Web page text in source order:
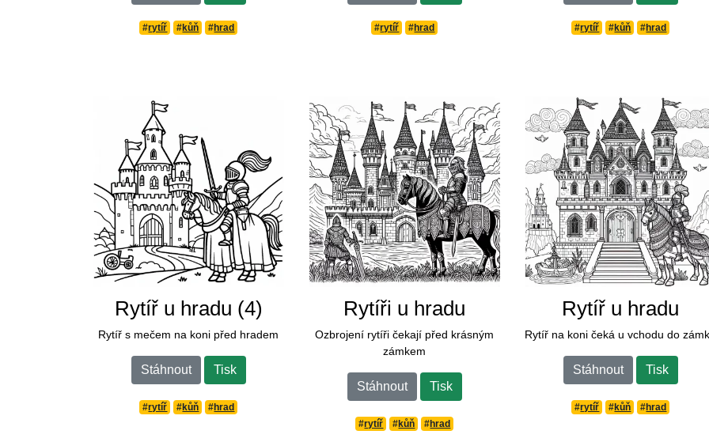
#rytíř #kůň #hrad #rytíř #hrad #rytíř #kůň #hrad
Rytíř u hradu (4)
Rytíř s mečem na koni před hradem
Stáhnout Tisk
#rytíř #kůň #hrad
Rytíři u hradu
Ozbrojení rytíři čekají před krásným
zámkem
Stáhnout Tisk
#rytíř #kůň #hrad
Rytíř u hradu
Rytíř na koni čeká u vchodu do
Stáhnout Tisk
#rytíř #kůň #hrad